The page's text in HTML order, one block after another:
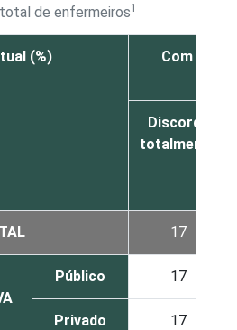
de enfermeiros1
(%) Com a
Discorda
totalmente
17
Público 17
Privado 17